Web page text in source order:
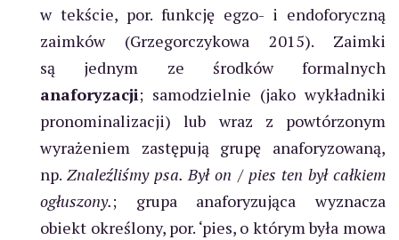
w tekście, por. funkcję egzo- i endoforyczną
zaimków (Grzegorczykowa 2015). Zaimki
są jednym ze środków formalnych
anaforyzacji; samodzielnie (jako wykładniki
pronominalizacji) lub wraz z powtórzonym
wyrażeniem zastępują grupę anaforyzowaną,
np.Znaleźliśmy psa. Był on /pies ten był całkiem
ogłuszony.; grupa anaforyzująca wyznacza
obiekt określony, por. ‘pies, o którym była mowa